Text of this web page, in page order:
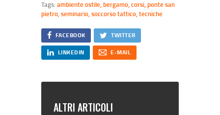
Tags:ambiente ostile,bergamo,corsi,ponte san
pietro,seminario,soccorso tattico,tecniche
FACEBOOK TWITTER
LINKEDIN E-MAIL
ALTRI ARTICOLI